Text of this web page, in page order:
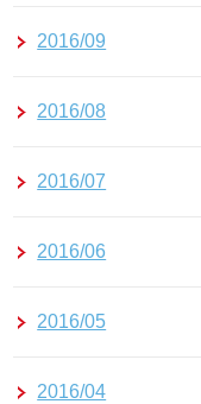
2016/09
2016/08
2016/07
2016/06
2016/05
2016/04